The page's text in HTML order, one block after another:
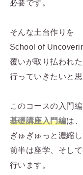
必要です。
そんな土台作りを
School of
覆いが取り払われ
行っていきたいと思
このコースの入門編
基礎講座入門編は
ぎゅぎゅっと濃縮
前半は座学、そし
行います。